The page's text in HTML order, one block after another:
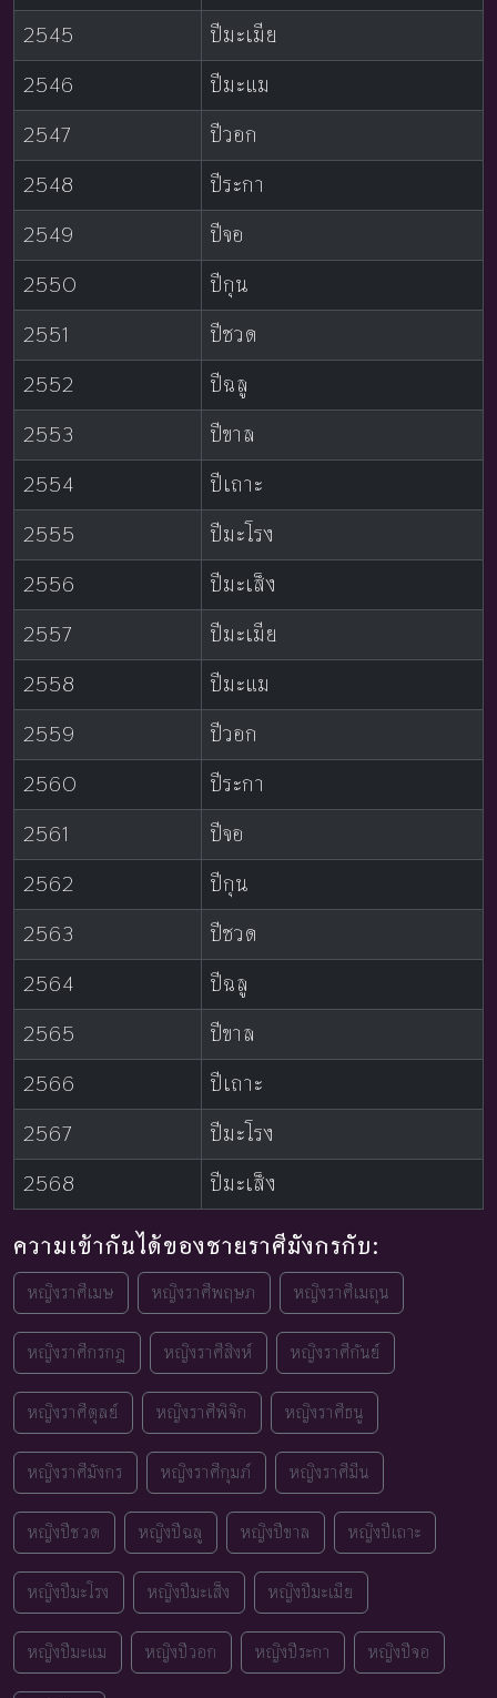
2545
ปีมะเมีย
2546
ปีมะแม
2547
ปีวอก
2548
ปีระกา
2549
ปีจอ
2550
ปีกุน
2551
ปีชวด
2552
ปีฉลู
2553
ปีขาล
2554
ปีเถาะ
2555
ปีมะโรง
2556
ปีมะเส็ง
2557
ปีมะเมีย
2558
ปีมะแม
2559
ปีวอก
2560
ปีระกา
2561
ปีจอ
2562
ปีกุน
2563
ปีชวด
2564
ปีฉลู
2565
ปีขาล
2566
ปีเถาะ
2567
ปีมะโรง
2568
ปีมะเส็ง
ความเข้ากันได้ของชายราศีมังกรกับ:
หญิงราศีเมษ หญิงราศีพฤษภ หญิงราศีเมถุน
หญิงราศีกรกฎ หญิงราศีสิงห์ หญิงราศีกันย์
หญิงราศีตุลย์ หญิงราศีพิจิก หญิงราศีธนู
หญิงราศีมังกร หญิงราศีกุมภ์ หญิงราศีมีน
หญิงปีชวด หญิงปีฉลู หญิงปีขาล หญิงปีเถาะ
หญิงปีมะโรง หญิงปีมะเส็ง หญิงปีมะเมีย
หญิงปีมะแม หญิงปีวอก หญิงปีระกา หญิงปีจอ